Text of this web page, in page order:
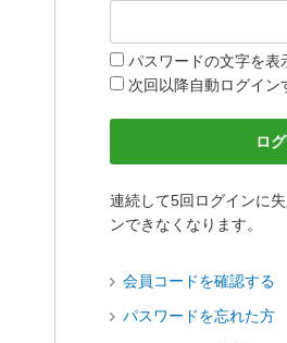
パスワードの文字を表
次回以降自動ログイン
連続して5回ログインに
ンできなくなります。
会員コードを確認する
パスワードを忘れた方